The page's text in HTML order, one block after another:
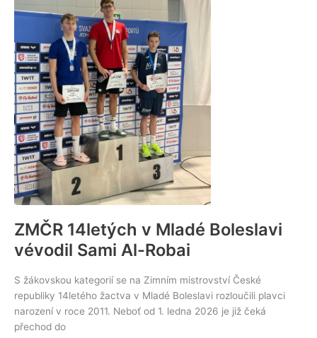
ZMČR 14letých v Mladé Boleslavi
vévodil Sami Al-Robai
S žákovskou kategorií se na Zimním mistrovství České
republiky 14letého žactva v Mladé Boleslavi rozloučili plavci
narození v roce 2011. Neboť od 1. ledna 2026 je již čeká
přechod do